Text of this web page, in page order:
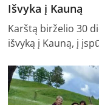
Išvyka į Kauną
Karštą birželio 30
išvyką į Kauną, į